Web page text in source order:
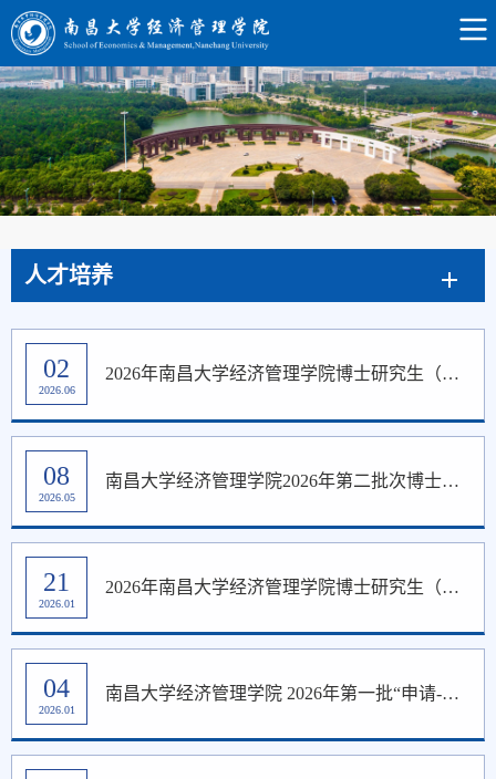
人才培养
02
2026.06
2026年南昌大学经济管理学院博士研究生（普通招考、硕博连读）综合考核成绩（第二批）公示
08
2026.05
南昌大学经济管理学院2026年第二批次博士研究生招生通知
21
2026.01
2026年南昌大学经济管理学院博士研究生（普通招考、硕博连读）综合考核成绩（第一批）公示
04
2026.01
南昌大学经济管理学院 2026年第一批“申请-考核”制博士研究生材料评议结果